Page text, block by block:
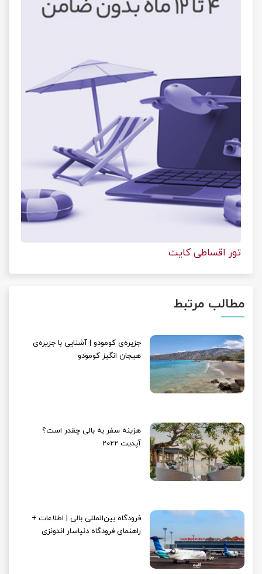
تور اقساطی کایت
مطالب مرتبط
جزیره‌ی کومودو | آشنایی با جزیره‌ی
هیجان انگیز کومودو
هزینه سفر به بالی چقدر است؟
آپدیت 2022
فرودگاه بین‌المللی بالی | اطلاعات +
راهنمای فرودگاه دنپاسار اندونزی